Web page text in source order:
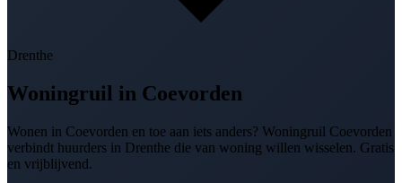
Drenthe
Woningruil in Coevorden
Wonen in Coevorden en toe aan iets anders? Woningruil Coevorden
verbindt huurders in Drenthe die van woning willen wisselen. Gratis
en vrijblijvend.